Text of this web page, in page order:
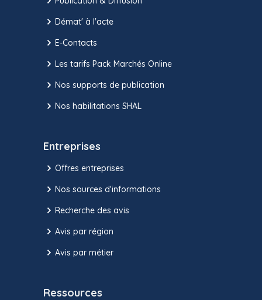
Démat' à l'acte
E-Contacts
Les tarifs Pack Marchés Online
Nos supports de publication
Nos habilitations SHAL
Entreprises
Offres entreprises
Nos sources d'informations
Recherche des avis
Avis par région
Avis par métier
Ressources